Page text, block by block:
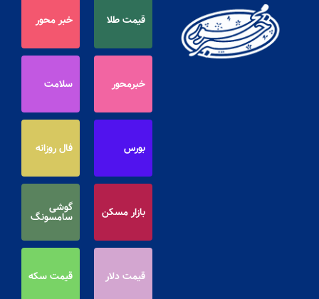
قیمت طلا خبر محور
خبرمحور سلامت
بورس فال روزانه
بازار مسکن گوشی
سامسونگ
قیمت دلار قیمت سکه